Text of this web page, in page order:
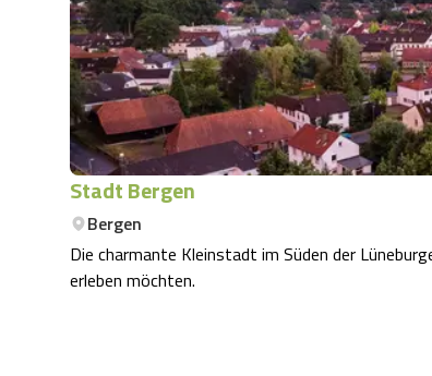
Stadt Bergen
Bergen
Die charmante Kleinstadt im Süden der
erleben möchten.